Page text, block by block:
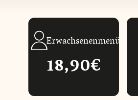
Erwachsenenmenü
18,90€